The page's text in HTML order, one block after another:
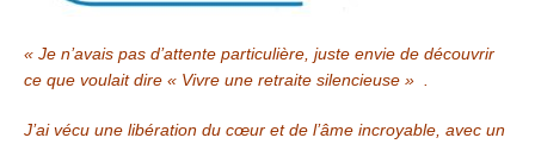
« Je n’avais pas d’attente particulière, juste envie de découvrir
ce que voulait dire « Vivre une retraite silencieuse » .
J’ai vécu une libération du cœur et de l’âme incroyable, avec un